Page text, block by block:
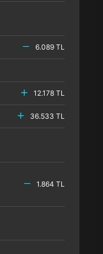
6.089 TL
12.178 TL
36.533 TL
1.864 TL